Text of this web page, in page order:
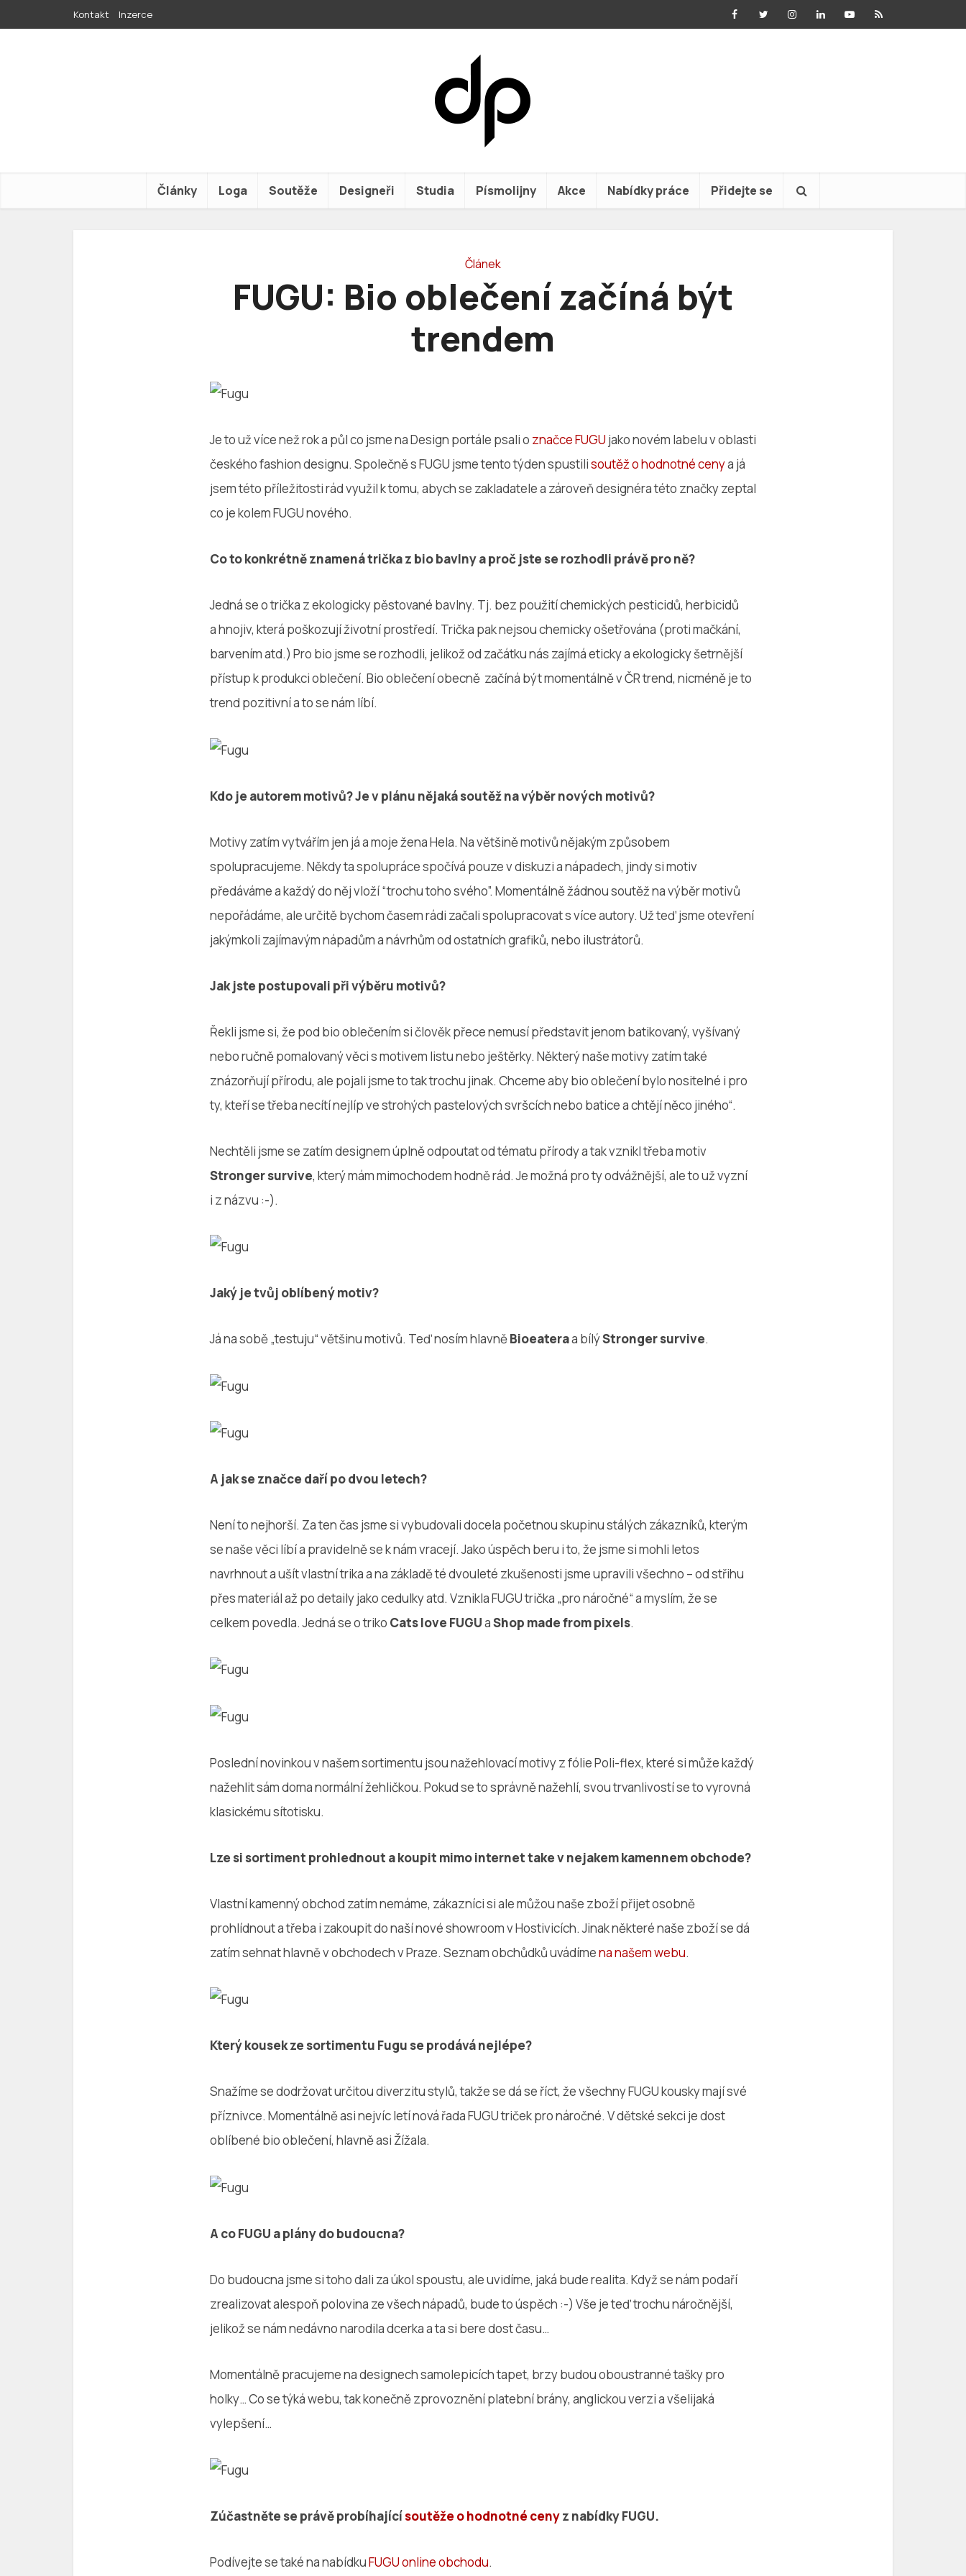
Kontakt Inzerce
Články Loga Soutěže Designeři Studia Písmolijny Akce Nabídky práce Přidejte se
Článek
FUGU: Bio oblečení začíná být
trendem
Je to už více než rok a půl co jsme na Design portále psali o značce FUGU jako novém labelu v oblasti
českého fashion designu. Společně s FUGU jsme tento týden spustilisoutěž o hodnotné cenya já
jsem této příležitosti rád využil k tomu, abych se zakladatele a zároveň designéra této značky zeptal
co je kolem FUGU nového.
Co to konkrétně znamená trička z bio bavlny a proč jste se rozhodli právě pro ně?
Jedná se o trička z ekologicky pěstované bavlny. Tj. bez použití chemických pesticidů, herbicidů
a hnojiv, která poškozují životní prostředí. Trička pak nejsou chemicky ošetřována (proti mačkání,
barvením atd.) Pro bio jsme se rozhodli, jelikož od začátku nás zajímá eticky a ekologicky šetrnější
přístup k produkci oblečení. Bio oblečení obecně začíná být momentálně v ČR trend, nicméně je to
trend pozitivní a to se nám líbí.
Kdo je autorem motivů? Je v plánu nějaká soutěž na výběr nových motivů?
Motivy zatím vytvářím jen já a moje žena Hela. Na většině motivů nějakým způsobem
spolupracujeme. Někdy ta spolupráce spočívá pouze v diskuzi a nápadech, jindy si motiv
předáváme a každý do něj vloží “trochu toho svého”. Momentálně žádnou soutěž na výběr motivů
nepořádáme, ale určitě bychom časem rádi začali spolupracovat s více autory. Už teď jsme otevření
jakýmkoli zajímavým nápadům a návrhům od ostatních grafiků, nebo ilustrátorů.
Jak jste postupovali při výběru motivů?
Řekli jsme si, že pod bio oblečením si člověk přece nemusí představit jenom batikovaný, vyšívaný
nebo ručně pomalovaný věci s motivem listu nebo ještěrky. Některý naše motivy zatím také
znázorňují přírodu, ale pojali jsme to tak trochu jinak. Chceme aby bio oblečení bylo nositelné i pro
ty, kteří se třeba necítí nejlíp ve strohých pastelových svršcích nebo batice a chtějí něco jiného“.
Nechtěli jsme se zatím designem úplně odpoutat od tématu přírody a tak vznikl třeba motiv
Stronger survive, který mám mimochodem hodně rád. Je možná pro ty odvážnější, ale to už vyzní
i z názvu :-).
Jaký je tvůj oblíbený motiv?
Já na sobě „testuju“ většinu motivů. Teď nosím hlavněBioeateraa bílýStronger survive.
A jak se značce daří po dvou letech?
Není to nejhorší. Za ten čas jsme si vybudovali docela početnou skupinu stálých zákazníků, kterým
se naše věci líbí a pravidelně se k nám vracejí. Jako úspěch beru i to, že jsme si mohli letos
navrhnout a ušít vlastní trika a na základě té dvouleté zkušenosti jsme upravili všechno – od střihu
přes materiál až po detaily jako cedulky atd. Vznikla FUGU trička „pro náročné“ a myslím, že se
celkem povedla. Jedná se o triko Cats love FUGUaShop made from pixels.
Poslední novinkou v našem sortimentu jsou nažehlovací motivy z fólie Poli-flex, které si může každý
nažehlit sám doma normální žehličkou. Pokud se to správně nažehlí, svou trvanlivostí se to vyrovná
klasickému sítotisku.
Lze si sortiment prohlednout a koupit mimo internet take v nejakem kamennem obchode?
Vlastní kamenný obchod zatím nemáme, zákazníci si ale můžou naše zboží přijet osobně
prohlídnout a třeba i zakoupit do naší nové showroom v Hostivicích. Jinak některé naše zboží se dá
zatím sehnat hlavně v obchodech v Praze. Seznam obchůdků uvádímena našem webu.
Který kousek ze sortimentu Fugu se prodává nejlépe?
Snažíme se dodržovat určitou diverzitu stylů, takže se dá se říct, že všechny FUGU kousky mají své
příznivce. Momentálně asi nejvíc letí nová řada FUGU triček pro náročné. V dětské sekci je dost
oblíbené bio oblečení, hlavně asi Žížala.
A co FUGU a plány do budoucna?
Do budoucna jsme si toho dali za úkol spoustu, ale uvidíme, jaká bude realita. Když se nám podaří
zrealizovat alespoň polovina ze všech nápadů, bude to úspěch :-) Vše je teď trochu náročnější,
jelikož se nám nedávno narodila dcerka a ta si bere dost času…
Momentálně pracujeme na designech samolepicích tapet, brzy budou oboustranné tašky pro
holky… Co se týká webu, tak konečně zprovoznění platební brány, anglickou verzi a všelijaká
vylepšení…
Zúčastněte se právě probíhajícísoutěže o hodnotné cenyz nabídky FUGU.
Podívejte se také na nabídkuFUGU online obchodu.